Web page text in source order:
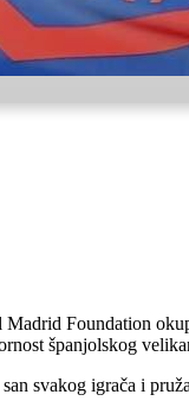
Foundation
španjolskog
svakog igrača i